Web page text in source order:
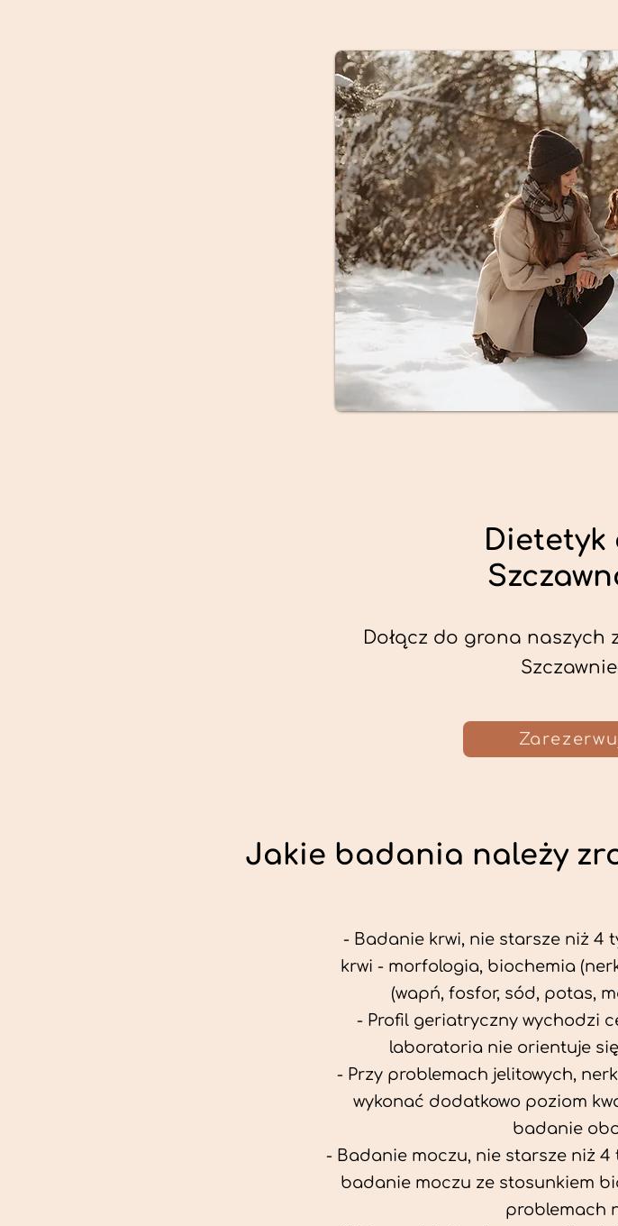
Dietetyk
Dołącz do grona naszych
Jakie badania należy
- Badanie krwi, nie starsze niż 4
krwi - morfologia, biochemia
(wapń, fosfor, sód, potas,
- Profil geriatryczny wychodzi
laboratoria nie orientuje
- Przy problemach jelitowych,
wykonać dodatkowo poziom
badanie
- Badanie moczu, nie starsze niż
badanie moczu ze stosunkiem
problemach